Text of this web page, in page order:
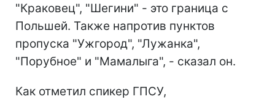
"Краковец", "Шегини" - это граница с
Польшей. Также напротив пунктов
пропуска "Ужгород", "Лужанка",
"Порубное" и "Мамалыга", - сказал он.
Как отметил спикер ГПСУ,